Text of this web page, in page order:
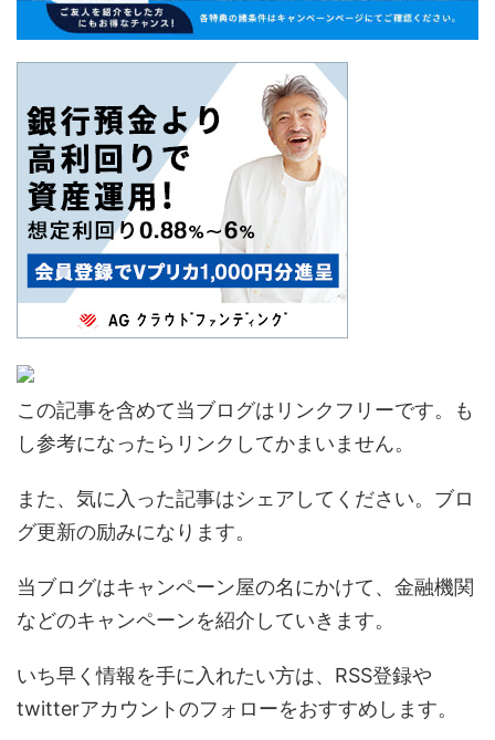
この記事を含めて当ブログはリンクフリーです。も
し参考になったらリンクしてかまいません。
また、気に入った記事はシェアしてください。ブロ
グ更新の励みになります。
当ブログはキャンペーン屋の名にかけて、金融機関
などのキャンペーンを紹介していきます。
いち早く情報を手に入れたい方は、RSS登録や
twitterアカウントのフォローをおすすめします。